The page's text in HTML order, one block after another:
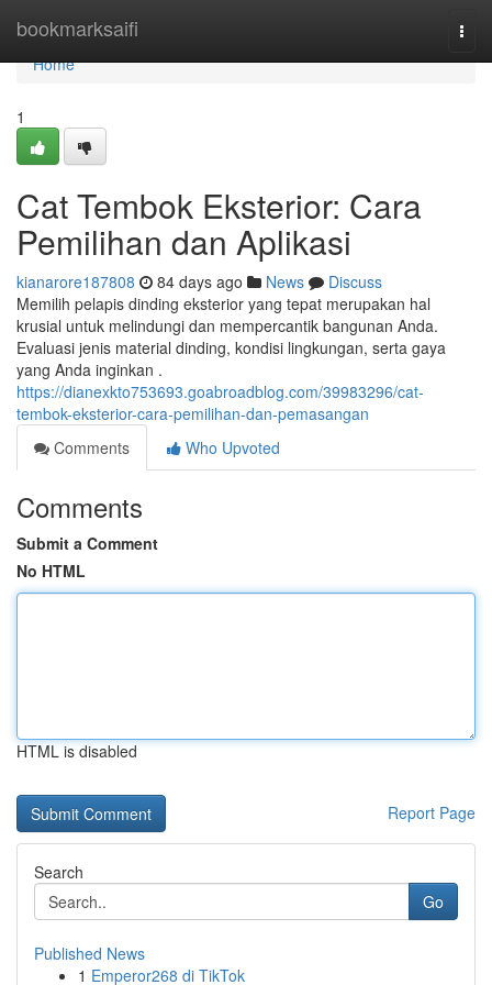
bookmarksaifi
Home
Home
1
Cat Tembok Eksterior: Cara
Pemilihan dan Aplikasi
kianarore187808 84 days ago News
Discuss
Memilih pelapis dinding eksterior yang tepat merupakan hal
krusial untuk melindungi dan mempercantik bangunan Anda.
Evaluasi jenis material dinding, kondisi lingkungan, serta gaya
yang Anda inginkan .
https://dianexkto753693.goabroadblog.com/39983296/cat-
tembok-eksterior-cara-pemilihan-dan-pemasangan
Comments
Who Upvoted
Comments
Submit a Comment
No HTML
HTML is disabled
Report Page
Search
Go
Published News
1 Emperor268 di TikTok